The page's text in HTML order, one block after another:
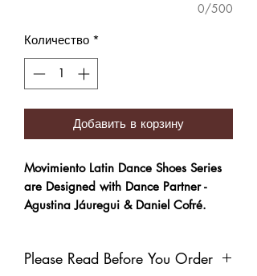
0/500
Количество *
Добавить в корзину
Movimiento Latin Dance Shoes Series
are Designed with Dance Partner -
Agustina Jáuregui & Daniel Cofré.
Suitable for Salsa, Rumba, Bachata,
Please Read Before You Order